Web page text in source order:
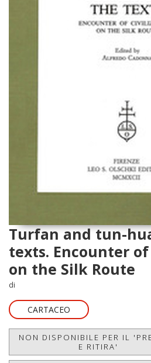
Turfan and tun-
texts. Encounter
on the Silk Route
di
CARTACEO
NON DISPONIBILE PER IL
E RITIRA'